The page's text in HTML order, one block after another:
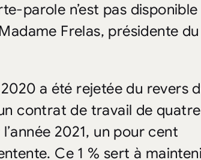
parole n’est pas disponible
Frelas, présidente du
a été rejetée du revers
contrat de travail de quatre
2021, un pour cent
Ce 1 % sert à